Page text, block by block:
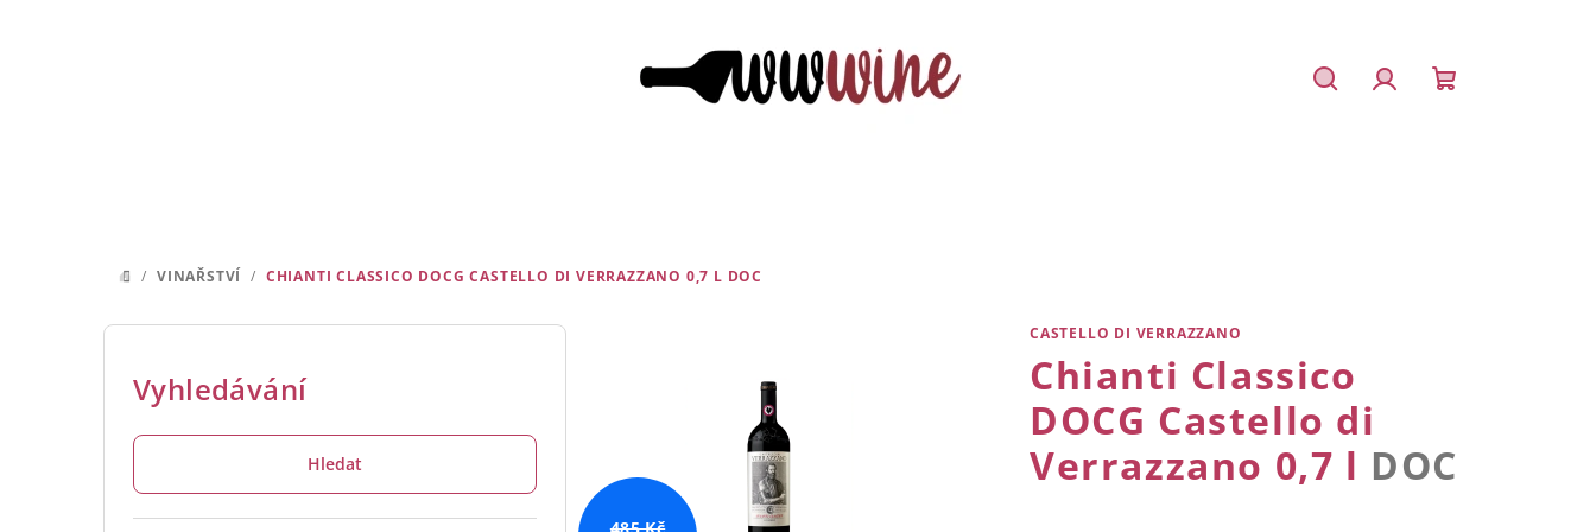
DOMŮ
/ VINAŘSTVÍ / CHIANTI CLASSICO DOCG CASTELLO DI VERRAZZANO 0,7 L DOC
P
Vyhledávání
Hledat
CASTELLO DI VERRAZZANO
Chianti Classico
DOCG Castello di
Verrazzano 0,7 l DOC